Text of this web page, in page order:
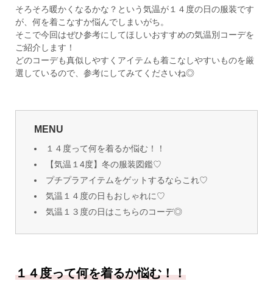
そろそろ暖かくなるかな？という気温が１４度の日の服装です
が、何を着こなすか悩んでしまいがち。
そこで今回はぜひ参考にしてほしいおすすめの気温別コーデを
ご紹介します！
どのコーデも真似しやすくアイテムも着こなしやすいものを厳
選しているので、参考にしてみてくださいね◎
MENU
１４度って何を着るか悩む！！
【気温１4度】冬の服装図鑑♡
プチプラアイテムをゲットするならこれ♡
気温１４度の日もおしゃれに♡
気温１３度の日はこちらのコーデ◎
１４度って何を着るか悩む！！